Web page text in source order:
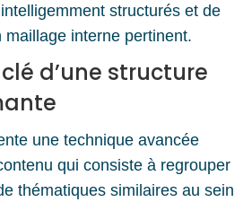
structurés et de
maillage interne pertinent.
d’une structure
une technique avancée
qui consiste à regrouper
thématiques similaires au sein